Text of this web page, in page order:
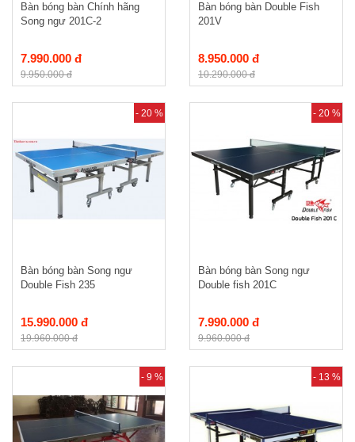
Bàn bóng bàn Chính hãng
Song ngư 201C-2
7.990.000 đ
9.950.000 đ
Bàn bóng bàn Double Fish
201V
8.950.000 đ
10.290.000 đ
- 20 %
Bàn bóng bàn Song ngư
Double Fish 235
15.990.000 đ
19.960.000 đ
- 20 %
Bàn bóng bàn Song ngư
Double fish 201C
7.990.000 đ
9.960.000 đ
- 9 % - 13 %